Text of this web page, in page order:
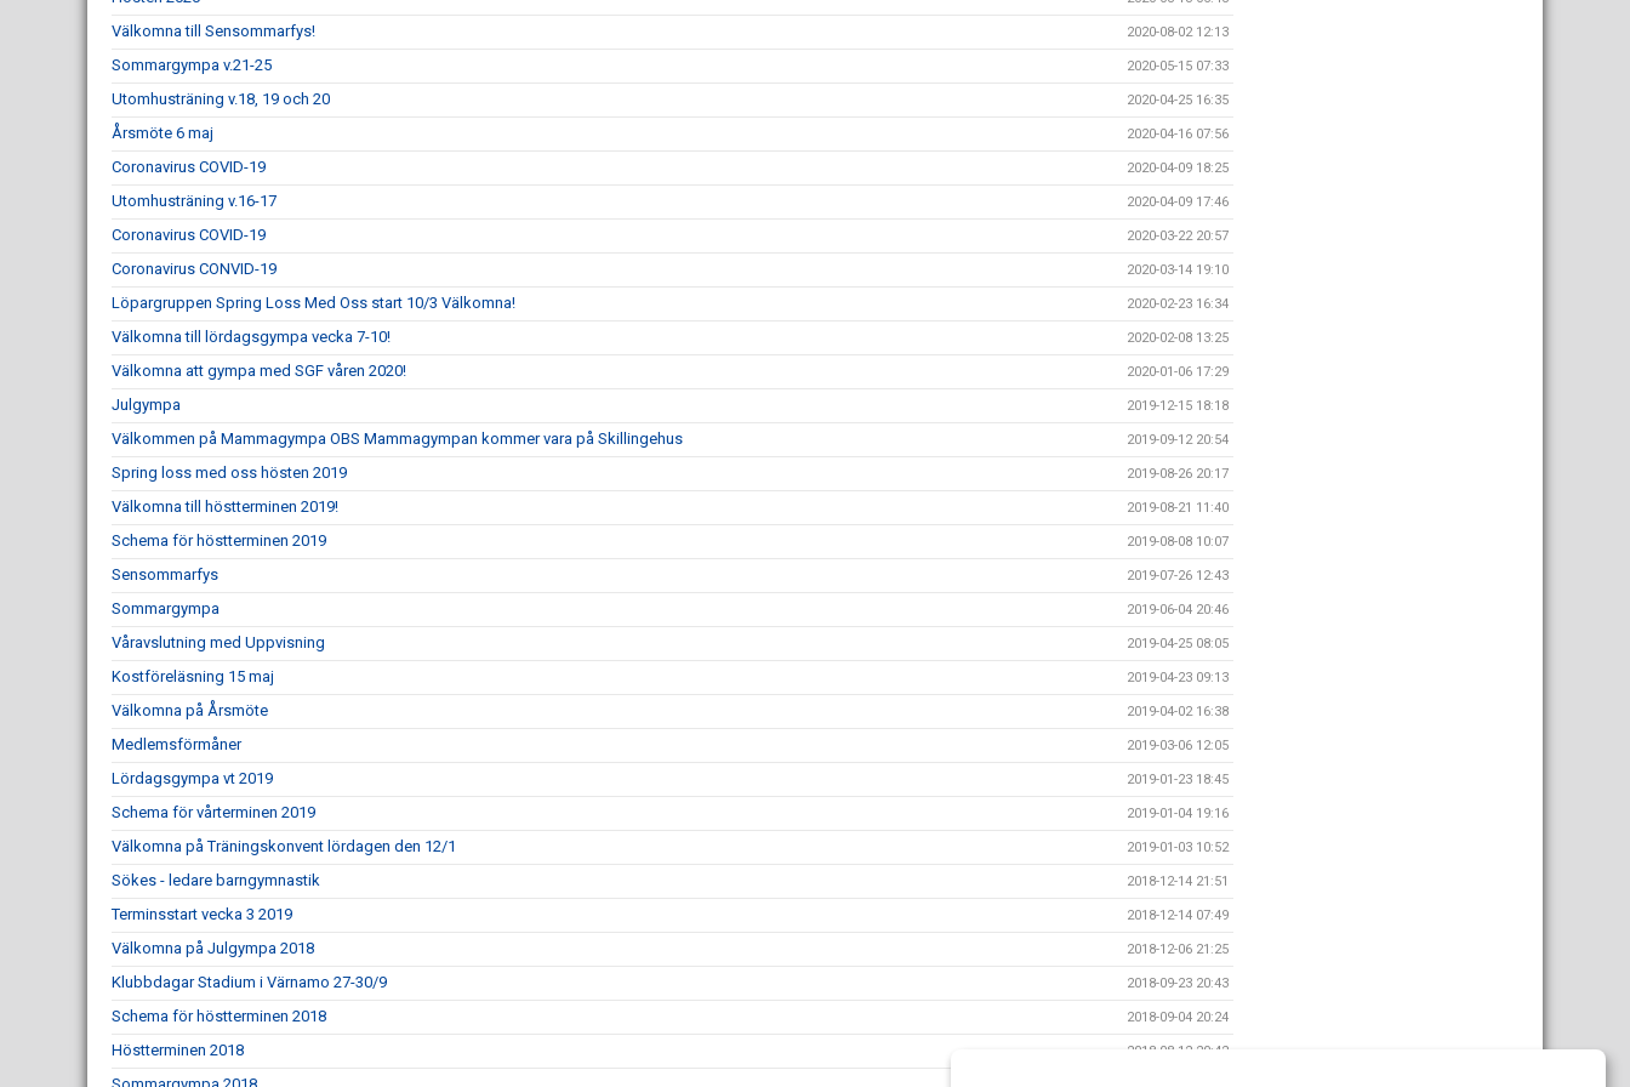
Välkomna till Sensommarfys! 2020-08-02 12:13
Sommargympa v.21-25 2020-05-15 07:33
Utomhusträning v.18, 19 och 20 2020-04-25 16:35
Årsmöte 6 maj 2020-04-16 07:56
Coronavirus COVID-19 2020-04-09 18:25
Utomhusträning v.16-17 2020-04-09 17:46
Coronavirus COVID-19 2020-03-22 20:57
Coronavirus CONVID-19 2020-03-14 19:10
Löpargruppen Spring Loss Med Oss start 10/3 Välkomna! 2020-02-23 16:34
Välkomna till lördagsgympa vecka 7-10! 2020-02-08 13:25
Välkomna att gympa med SGF våren 2020! 2020-01-06 17:29
Julgympa 2019-12-15 18:18
Välkommen på Mammagympa OBS Mammagympan kommer vara på Skillingehus 2019-09-12 20:54
Spring loss med oss hösten 2019 2019-08-26 20:17
Välkomna till höstterminen 2019! 2019-08-21 11:40
Schema för höstterminen 2019 2019-08-08 10:07
Sensommarfys 2019-07-26 12:43
Sommargympa 2019-06-04 20:46
Våravslutning med Uppvisning 2019-04-25 08:05
Kostföreläsning 15 maj 2019-04-23 09:13
Välkomna på Årsmöte 2019-04-02 16:38
Medlemsförmåner 2019-03-06 12:05
Lördagsgympa vt 2019 2019-01-23 18:45
Schema för vårterminen 2019 2019-01-04 19:16
Välkomna på Träningskonvent lördagen den 12/1 2019-01-03 10:52
Sökes - ledare barngymnastik 2018-12-14 21:51
Terminsstart vecka 3 2019 2018-12-14 07:49
Välkomna på Julgympa 2018 2018-12-06 21:25
Klubbdagar Stadium i Värnamo 27-30/9 2018-09-23 20:43
Schema för höstterminen 2018 2018-09-04 20:24
Höstterminen 2018 2018-08-12 20:42